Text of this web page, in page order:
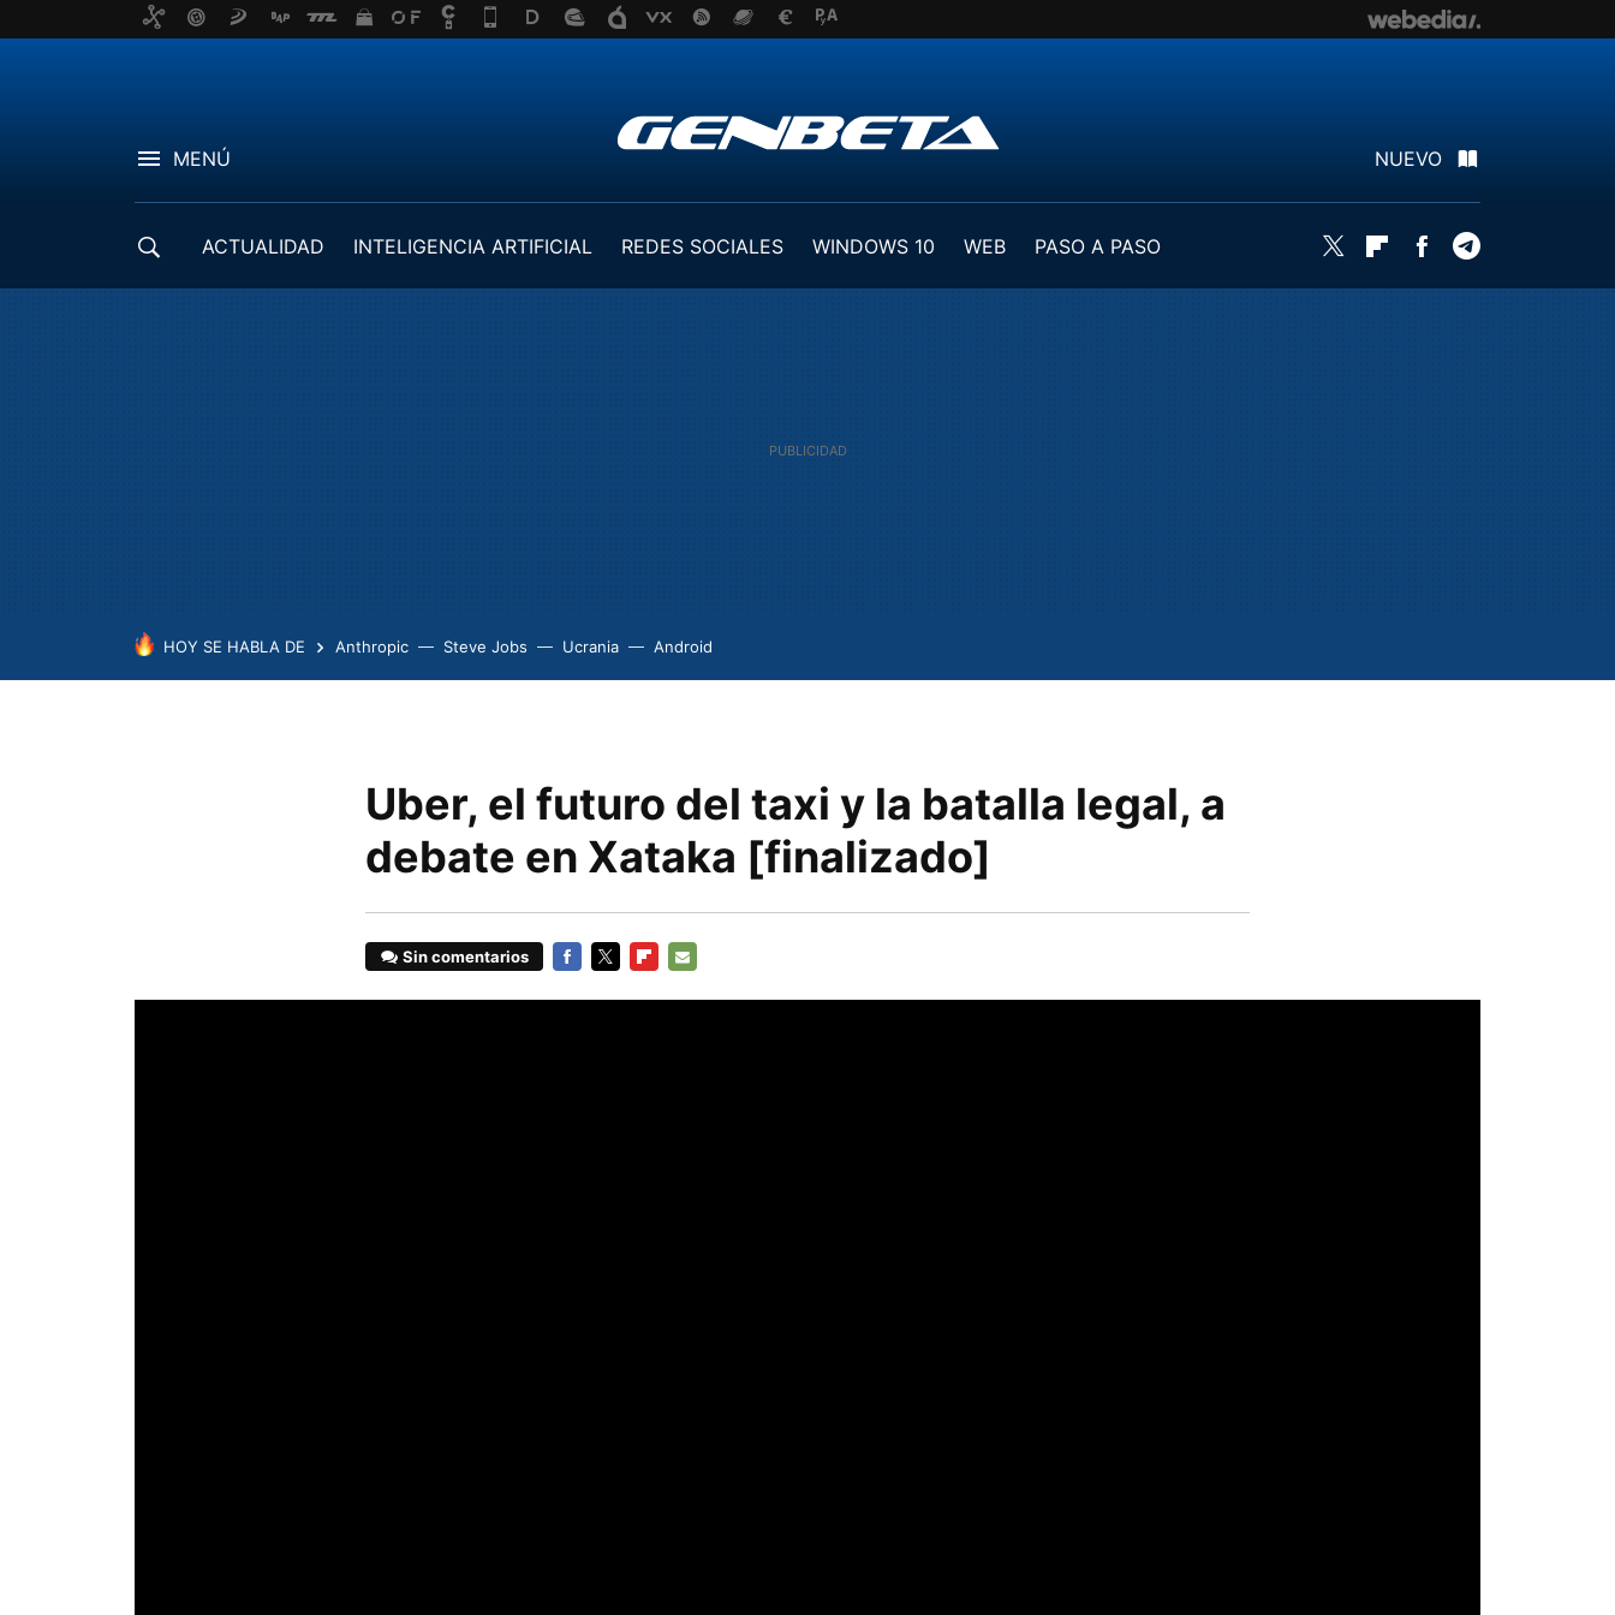
MENÚ NUEVO
ACTUALIDAD INTELIGENCIA ARTIFICIAL REDES SOCIALES WINDOWS 10 WEB
PASO A PASO
Twitter FlipboardFacebook
HOY SE HABLA DE Anthropic Steve Jobs Ucrania Android
Uber, el futuro del taxi y la batalla legal, a
debate en Xataka [finalizado]
Sin comentarios